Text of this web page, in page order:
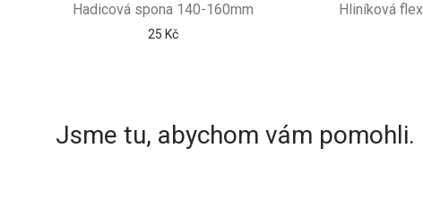
Hadicová spona 140-160mm
25 Kč
Hliníková
Jsme tu, abychom vám pomohli.